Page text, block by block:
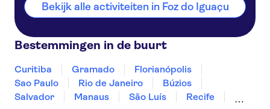
Bekijk alle activiteiten in Foz do Iguaçu
Bestemmingen in de buurt
Curitiba Gramado
Florianópolis
Sao Paulo
Rio de Janeiro
Búzios
Salvador
Manaus São Luís
Recife